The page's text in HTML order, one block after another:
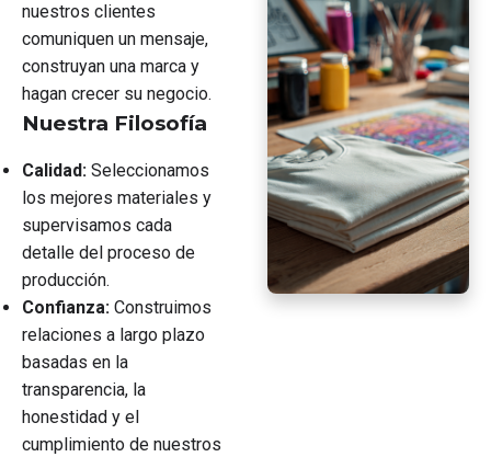
nuestros clientes
comuniquen un mensaje,
construyan una marca y
hagan crecer su negocio.
Nuestra Filosofía
Calidad: Seleccionamos
los mejores materiales y
supervisamos cada
detalle del proceso de
producción.
Confianza: Construimos
relaciones a largo plazo
basadas en la
transparencia, la
honestidad y el
cumplimiento de nuestros